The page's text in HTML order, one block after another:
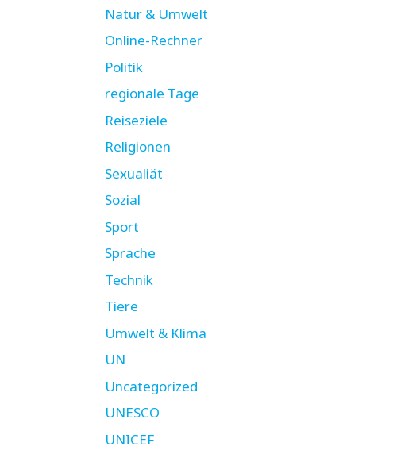
Natur & Umwelt
Online-Rechner
Politik
regionale Tage
Reiseziele
Religionen
Sexualiät
Sozial
Sport
Sprache
Technik
Tiere
Umwelt & Klima
UN
Uncategorized
UNESCO
UNICEF